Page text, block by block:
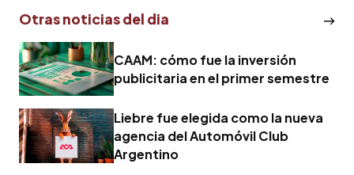
Otras noticias del dia
CAAM: cómo fue la inversión
publicitaria en el primer semestre
Liebre fue elegida como la nueva
agencia del Automóvil Club
Argentino